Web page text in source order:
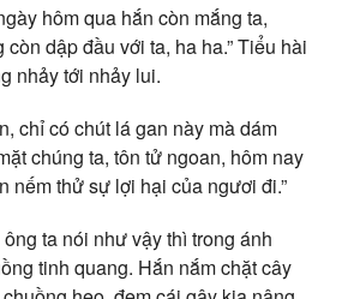
hôm qua hắn còn mắng ta,
dập đầu với ta, ha ha.” Tiểu hài
nhảy tới nhảy lui.
chỉ có chút lá gan này mà dám
chúng ta, tôn tử ngoan, hôm nay
nếm thử sự lợi hại của ngươi đi.”
ta nói như vậy thì trong ánh
tinh quang. Hắn nắm chặt cây